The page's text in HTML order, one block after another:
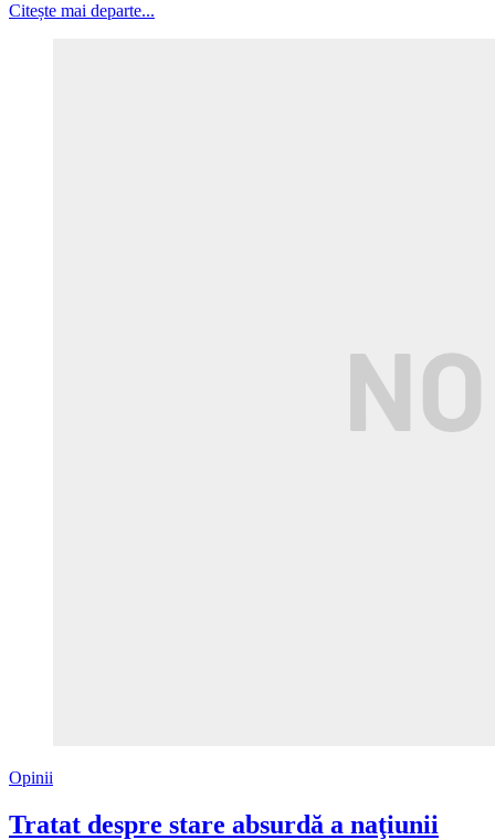
Citește mai departe...
Opinii
Tratat despre stare absurdă a naţiunii